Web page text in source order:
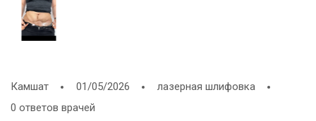
Камшат 01/05/2026
лазерная шлифовка
0 ответов врачей